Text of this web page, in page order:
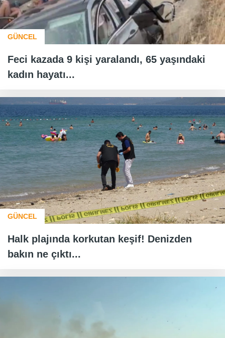
GÜNCEL
Feci kazada 9 kişi yaralandı, 65 yaşındaki
kadın hayatı...
GÜNCEL
Halk plajında korkutan keşif! Denizden
bakın ne çıktı...